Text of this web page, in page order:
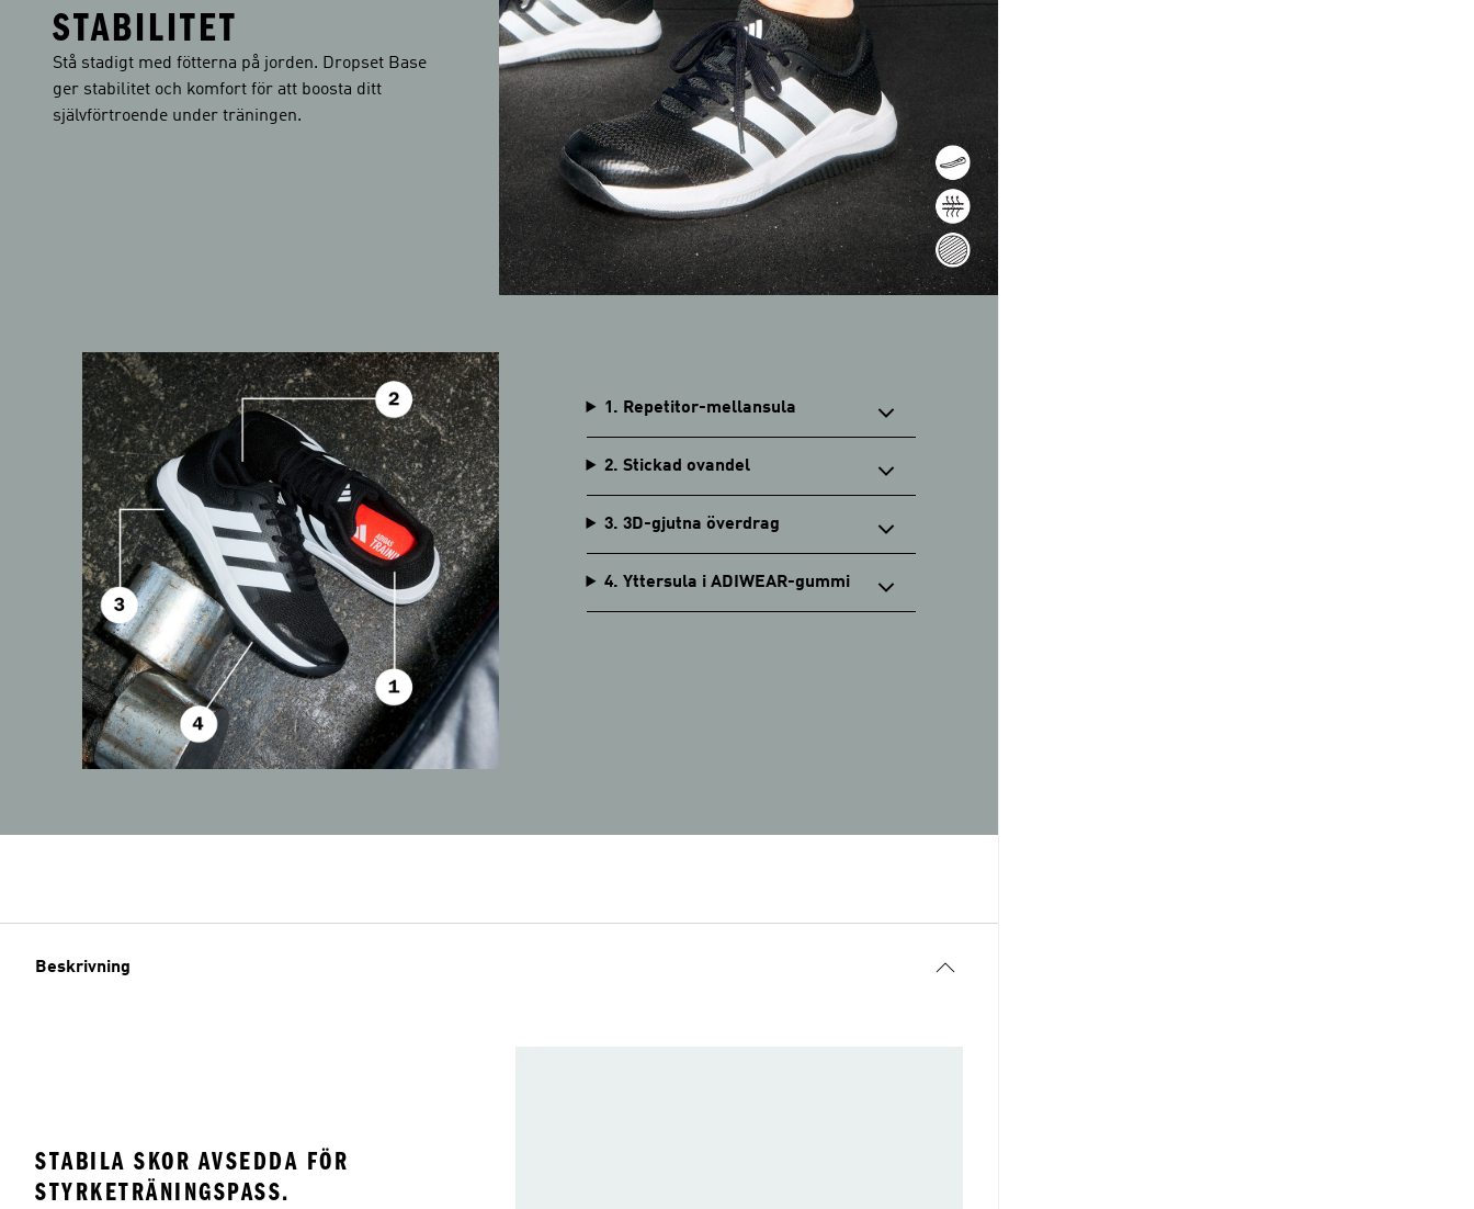
STABILITET
Stå stadigt med fötterna på jorden. Dropset Base
ger stabilitet och komfort för att boosta ditt
självförtroende under träningen.
1. Repetitor-mellansula
2. Stickad ovandel
3. 3D-gjutna överdrag
4. Yttersula i ADIWEAR-gummi
Beskrivning
STABILA SKOR AVSEDDA FÖR
STYRKETRÄNINGSPASS.